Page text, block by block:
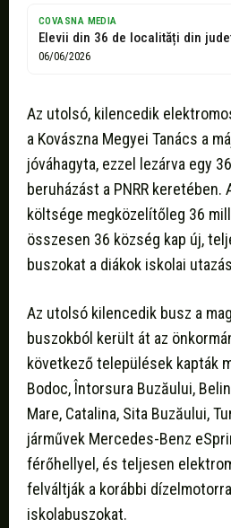
COVASNA MEDIA
06/06/2026
Az utolsó, kilencedik
a Kovászna Megyei Tanács a
jóváhagyta, ezzel lezárva egy
beruházást a PNRR
költsége megközelítőleg 36
összesen 36 község kap új,
buszokat a diákok iskolai
Az utolsó kilencedik busz a
buszokból került át az
következő települések kapták
Bodoc, Întorsura Buzăului,
Mare, Catalina, Sita Buzăului,
járművek Mercedes-Benz
férőhellyel, és teljesen
felváltják a korábbi
iskolabuszokat.